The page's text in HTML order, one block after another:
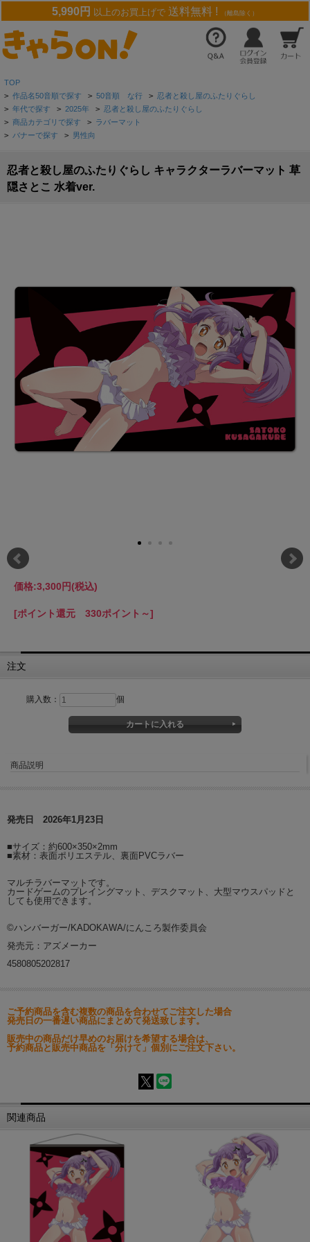
5,990円 以上のお買上げで 送料無料 ! （離島除く）
TOP
> 作品名50音順で探す > 50音順 な行 > 忍者と殺し屋のふたりぐらし
> 年代で探す > 2025年 > 忍者と殺し屋のふたりぐらし
> 商品カテゴリで探す > ラバーマット
> バナーで探す > 男性向
忍者と殺し屋のふたりぐらし キャラクターラバーマット 草
隠さとこ 水着ver.
価格:3,300円(税込)
[ポイント還元 330ポイント～]
注文
購入数： 個
商品説明
発売日 2026年1月23日
■サイズ：約600×350×2mm
■素材：表面ポリエステル、裏面PVCラバー
マルチラバーマットです。
カードゲームのプレイングマット、デスクマット、大型マウスパッドと
しても使用できます。
©ハンバーガー/KADOKAWA/にんころ製作委員会
発売元：アズメーカー
4580805202817
ご予約商品を含む複数の商品を合わせてご注文した場合
発売日の一番遅い商品にまとめて発送致します。
販売中の商品だけ早めのお届けを希望する場合は、
予約商品と販売中商品を「分けて」個別にご注文下さい。
関連商品